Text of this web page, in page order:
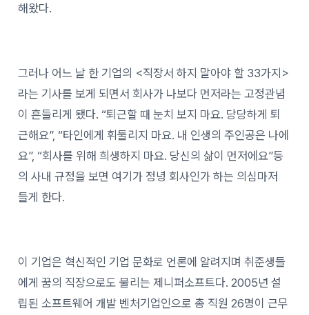
해왔다.
그러나 어느 날 한 기업의 <직장서 하지 말아야 할 33가지>
라는 기사를 보게 되면서 회사가 나보다 먼저라는 고정관념
이 흔들리게 됐다. “퇴근할 때 눈치 보지 마요. 당당하게 퇴
근해요”, “타인에게 휘둘리지 마요. 내 인생의 주인공은 나에
요”, “회사를 위해 희생하지 마요. 당신의 삶이 먼저에요”등
의 사내 규정을 보면 여기가 정녕 회사인가 하는 의심마저
들게 한다.
이 기업은 혁신적인 기업 문화로 언론에 알려지며 취준생들
에게 꿈의 직장으로도 불리는 제니퍼소프트다. 2005년 설
립된 소프트웨어 개발 벤처기업인으로 총 직원 26명이 근무